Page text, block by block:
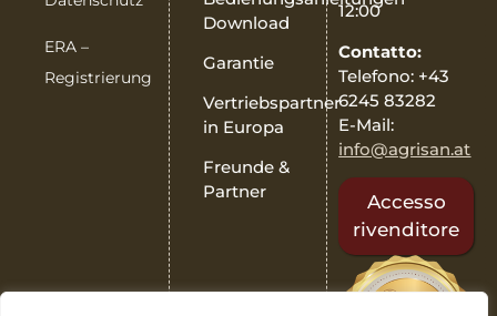
ERA –
Registrierung
Download
Garantie
Vertriebspartner
in Europa
Freunde &
Partner
12:00
Contatto:
Telefono: +43
6245 83282
E-Mail:
info@agrisan.at
Accesso
rivenditore